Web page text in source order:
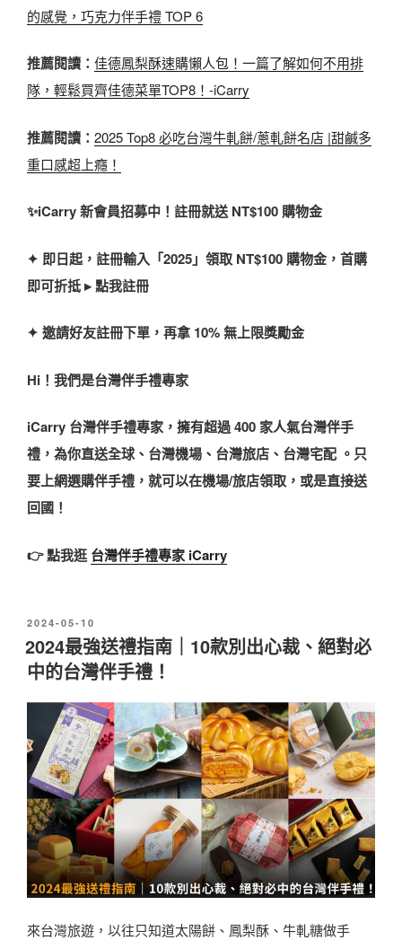
的感覺，巧克力伴手禮 TOP 6
推薦閱讀： 佳德鳳梨酥速購懶人包！一篇了解如何不用排
隊，輕鬆買齊佳德菜單TOP8！-iCarry
推薦閱讀： 2025 Top8 必吃台灣牛軋餅/蔥軋餅名店 |甜鹹多
重口感超上癮！
✨iCarry 新會員招募中！註冊就送 NT$100 購物金
✦ 即日起，註冊輸入「2025」領取 NT$100 購物金，首購
即可折抵 ▸ 點我註冊
✦ 邀請好友註冊下單，再拿 10% 無上限獎勵金
Hi！我們是台灣伴手禮專家
iCarry 台灣伴手禮專家，擁有超過 400 家人氣台灣伴手
禮，為你直送全球、台灣機場、台灣旅店、台灣宅配 。只
要上網選購伴手禮，就可以在機場/旅店領取，或是直接送
回國！
👉 點我逛 台灣伴手禮專家 iCarry
發
佈
於
2024-05-10
2024最強送禮指南｜10款別出心裁、絕對必
中的台灣伴手禮！
來台灣旅遊，以往只知道太陽餅、鳳梨酥、牛軋糖做手